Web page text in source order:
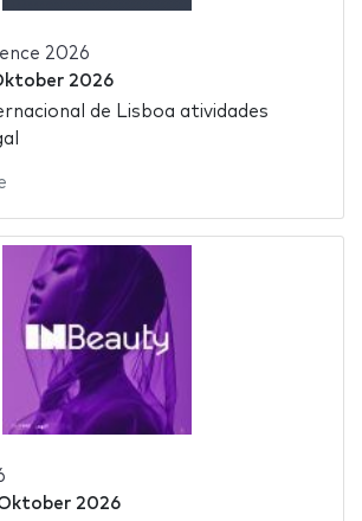
2026
2026
de Lisboa atividades
2026